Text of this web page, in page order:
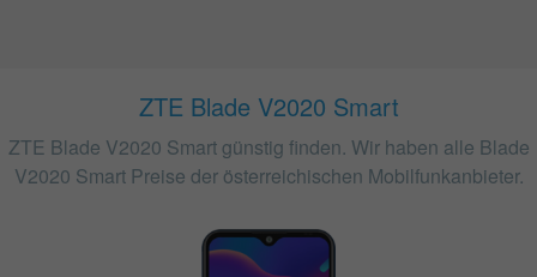
ZTE Blade V2020 Smart
ZTE Blade V2020 Smart günstig finden. Wir haben alle Blade
V2020 Smart Preise der österreichischen Mobilfunkanbieter.